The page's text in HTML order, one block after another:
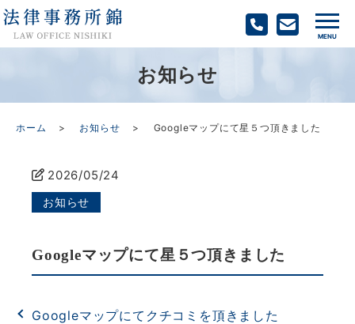
お知らせ
ホーム お知らせ Googleマップにて星５つ頂きました
2026/05/24
お知らせ
Googleマップにて星５つ頂きました
Googleマップにてクチコミを頂きました